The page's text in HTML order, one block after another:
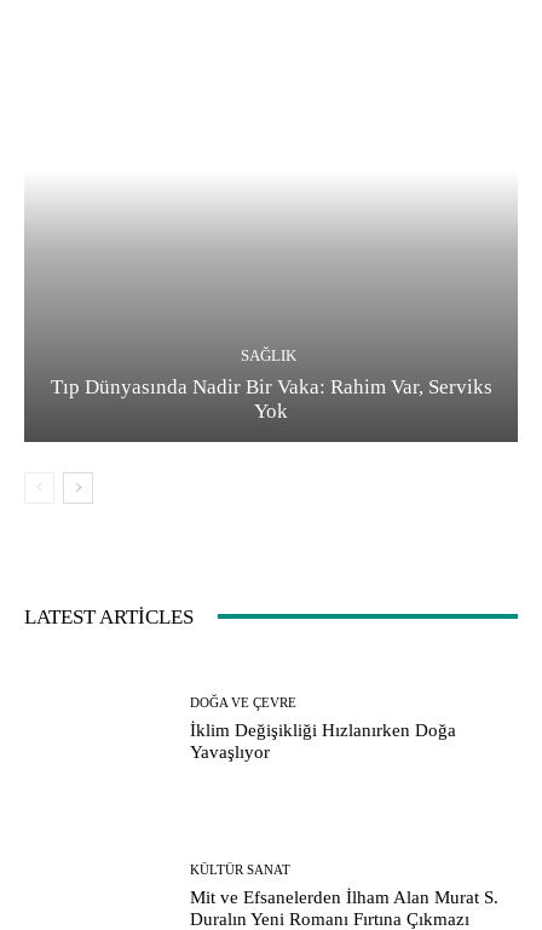
SAĞLIK
Tıp Dünyasında Nadir Bir Vaka: Rahim Var, Serviks
Yok
LATEST ARTICLES
DOĞA VE ÇEVRE
İklim Değişikliği Hızlanırken Doğa
Yavaşlıyor
KÜLTÜR SANAT
Mit ve Efsanelerden İlham Alan Murat S.
Duralın Yeni Romanı Fırtına Çıkmazı